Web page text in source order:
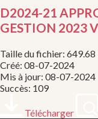
D2024-21
GESTION 2023
Taille du fichier: 649.68
Créé: 08-07-2024
Mis à jour: 08-07-2024
Succès: 109
Télécharger